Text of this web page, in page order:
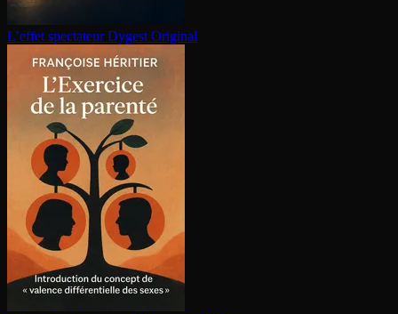
L’effet spectateur Dygest Original